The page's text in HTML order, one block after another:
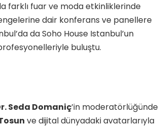
farklı fuar ve moda etkinliklerinde
dair konferans ve panellere
da Soho House Istanbul’un
buluştu.
Seda Domaniç’in moderatörlüğünde
ve dijital dünyadaki avatarlarıyla